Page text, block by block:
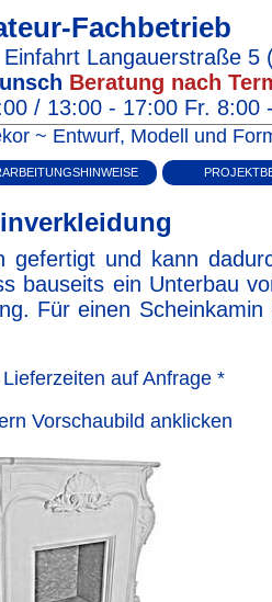
Fachbetrieb
Einfahrt Langauerstraße 5
Beratung nach
/ 13:00 - 17:00 Fr. 8:00
~ Entwurf, Modell und
gefertigt und kann
bauseits ein Unterbau
Für einen
auf Anfrage *
Vorschaubild anklicken